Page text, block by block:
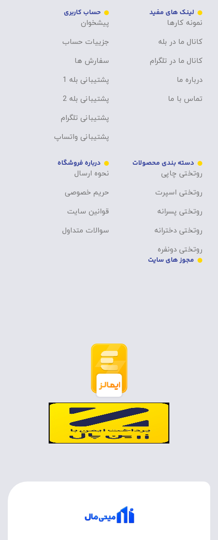
لینک های مفید
نمونه کارها
کانال ما در بله
کانال ما در تلگرام
درباره ما
تماس با ما
حساب کاربری
پیشخوان
جزییات حساب
سفارش ها
پشتیبانی بله 1
پشتیبانی بله 2
پشتیبانی تلگرام
پشتیبانی واتساپ
دسته بندی محصولات
روتختی چاپی
روتختی اسپرت
روتختی پسرانه
روتختی دخترانه
روتختی دونفره
درباره فروشگاه
نحوه ارسال
حریم خصوصی
قوانین سایت
سوالات متداول
مجوز های سایت